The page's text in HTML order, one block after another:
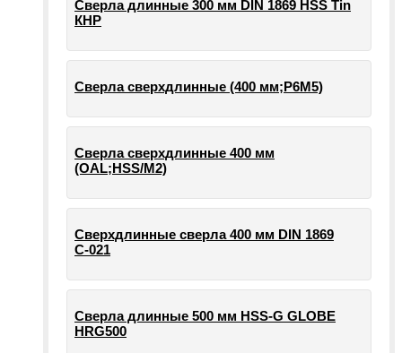
Сверла длинные 300 мм DIN 1869 HSS Tin
КНР
Сверла сверхдлинные (400 мм;Р6М5)
Сверла сверхдлинные 400 мм
(OAL;HSS/M2)
Сверхдлинные сверла 400 мм DIN 1869
С-021
Сверла длинные 500 мм HSS-G GLOBE
HRG500